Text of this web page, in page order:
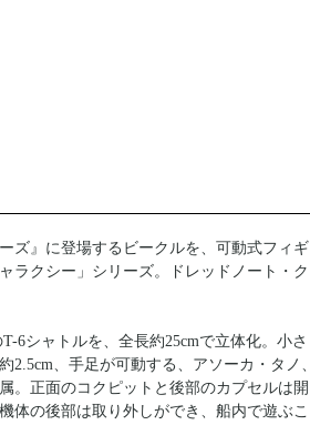
ズ』に登場するビークルを、可動式フィギ
ラクシー」シリーズ。ドレッドノート・ク
6シャトルを、全長約25cmで立体化。小さ
、手足が可動する、アソーカ・タノ、
。正面のコクピットと後部のカプセルは開
体の後部は取り外しができ、船内で遊ぶこ